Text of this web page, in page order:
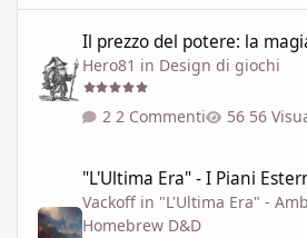
Il prezzo del potere: la
Hero81 in Design di giochi
2 Commenti 56
"L'Ultima Era" - I Piani
Vackoff in "L'Ultima Era" -
Homebrew D&D